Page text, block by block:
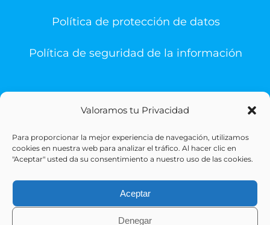
Valoramos tu Privacidad
Para proporcionar la mejor experiencia de navegación, utilizamos
cookies en nuestra web para analizar el tráfico. Al hacer clic en
"Aceptar" usted da su consentimiento a nuestro uso de las cookies.
Aceptar
Denegar
Política de protección de datos
Política de seguridad de la información
© Copyright 1993 -2026 | Sigesa Sistemas de Gestión
Sanitaria | All Rights Reserved